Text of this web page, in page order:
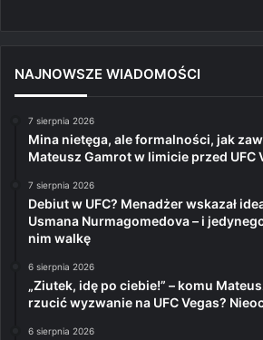
NAJNOWSZE WIADOMOŚCI
7 sierpnia 2026
Mina nietęga, ale formalności, jak
Mateusz Gamrot w limicie przed UFC
7 sierpnia 2026
Debiut w UFC? Menadżer wskazał
Usmana Nurmagomedova – i
nim walkę
6 sierpnia 2026
„Ziutek, idę po ciebie!” – komu
rzucić wyzwanie na UFC Vegas?
6 sierpnia 2026